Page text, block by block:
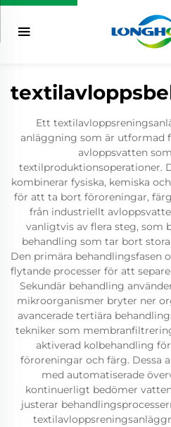
Ett
anläggning som är utformad
avloppsvatten
textilproduktionsoperationer.
kombinerar fysiska, kemiska
för att ta bort föroreningar,
från industriellt
vanligtvis av flera steg, som
behandling som tar bort
Den primära behandlingsfasen
flytande processer för att
Sekundär behandling
mikroorganismer bryter ner
avancerade tertiära
tekniker som
aktiverad kolbehandling
föroreningar och färg. Dessa
med automatiserade
kontinuerligt bedömer
justerar